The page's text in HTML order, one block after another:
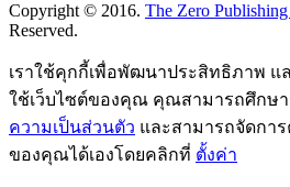
Copyright © 2016. The Zero
Reserved.
เราใช้คุกกี้เพื่อพัฒนาประสิทธิภาพ
ใช้เว็บไซต์ของคุณ คุณสามารถศึกษา
ความเป็นส่วนตัว และสามารถจัดกา
ของคุณได้เองโดยคลิกที่ ตั้งค่า